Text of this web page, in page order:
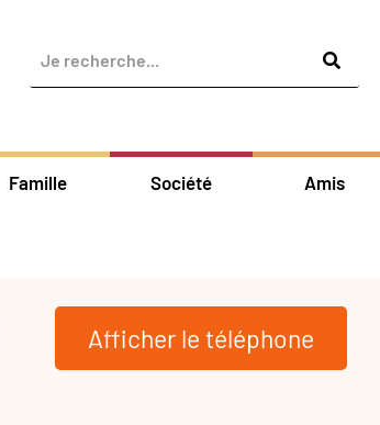
Famille Société Amis
Afficher le téléphone